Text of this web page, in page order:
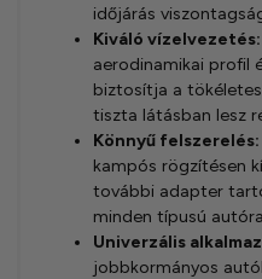
időjárás
Kiváló vízelvezetés:
aerodinamikai profil
biztosítja a
tiszta látásban lesz
Könnyű felszerelés:
kampós rögzítésen
további adapter
minden típusú
Univerzális
jobbkormányos